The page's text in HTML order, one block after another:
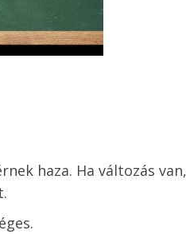
haza. Ha változás van,